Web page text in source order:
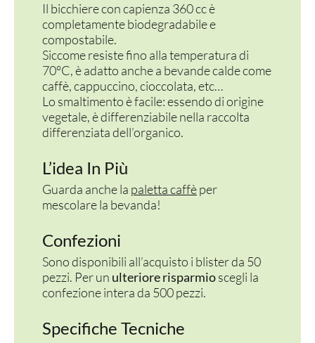
Il bicchiere con capienza 360 cc è
completamente biodegradabile e
compostabile.
Siccome resiste fino alla temperatura di
70°C, è adatto anche a bevande calde come
caffè, cappuccino, cioccolata, etc…
Lo smaltimento è facile: essendo di origine
vegetale, è differenziabile nella raccolta
differenziata dell’organico.
L’idea In Più
Guarda anche la paletta caffèper
mescolare la bevanda!
Confezioni
Sono disponibili all’acquisto i blister da 50
pezzi. Per un ulteriore risparmioscegli la
confezione intera da 500 pezzi.
Specifiche Tecniche